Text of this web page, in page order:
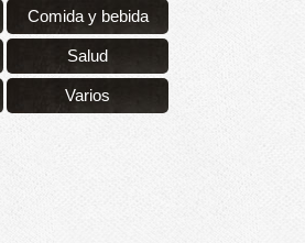
Comida y bebida
Salud
Varios